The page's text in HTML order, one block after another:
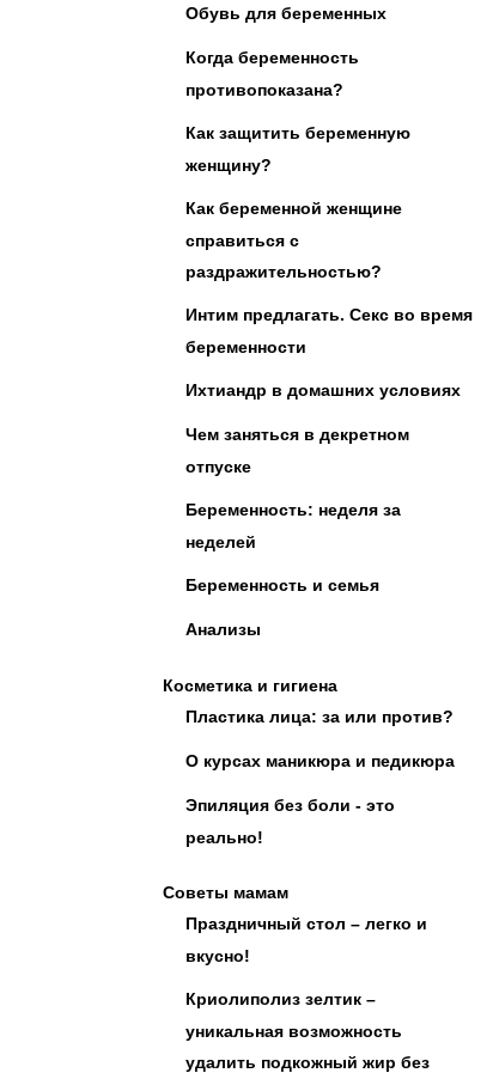
Обувь для беременных
Когда беременность
противопоказана?
Как защитить беременную
женщину?
Как беременной женщине
справиться с
раздражительностью?
Интим предлагать. Секс во время
беременности
Ихтиандр в домашних условиях
Чем заняться в декретном
отпуске
Беременность: неделя за
неделей
Беременность и семья
Анализы
Косметика и гигиена
Пластика лица: за или против?
О курсах маникюра и педикюра
Эпиляция без боли - это
реально!
Советы мамам
Праздничный стол – легко и
вкусно!
Криолиполиз зелтик –
уникальная возможность
удалить подкожный жир без